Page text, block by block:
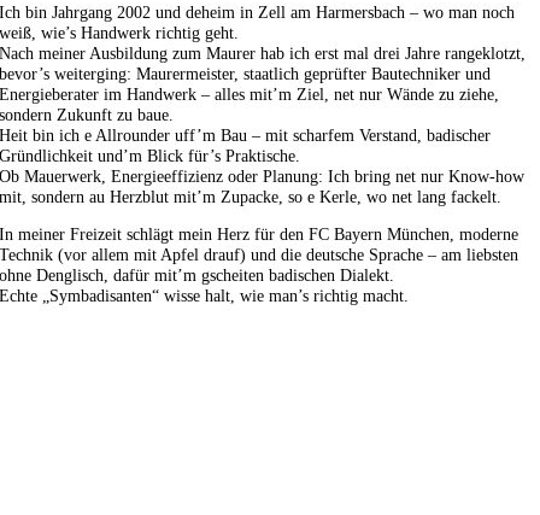
Ich bin Jahrgang 2002 und deheim in Zell am Harmersbach – wo man noch
weiß, wie’s Handwerk richtig geht.
Nach meiner Ausbildung zum Maurer hab ich erst mal drei Jahre rangeklotzt,
bevor’s weiterging: Maurermeister, staatlich geprüfter Bautechniker und
Energieberater im Handwerk – alles mit’m Ziel, net nur Wände zu ziehe,
sondern Zukunft zu baue.
Heit bin ich e Allrounder uff’m Bau – mit scharfem Verstand, badischer
Gründlichkeit und’m Blick für’s Praktische.
Ob Mauerwerk, Energieeffizienz oder Planung: Ich bring net nur Know-how
mit, sondern au Herzblut mit’m Zupacke, so e Kerle, wo net lang fackelt.
In meiner Freizeit schlägt mein Herz für den FC Bayern München, moderne
Technik (vor allem mit Apfel drauf) und die deutsche Sprache – am liebsten
ohne Denglisch, dafür mit’m gscheiten badischen Dialekt.
Echte „Symbadisanten“ wisse halt, wie man’s richtig macht.